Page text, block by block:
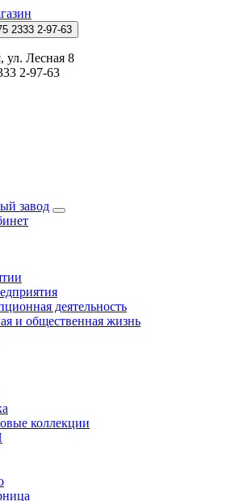
2333 2-97-63
ул. Лесная 8
2-97-63
завод
деятельность
и общественная жизнь
коллекции